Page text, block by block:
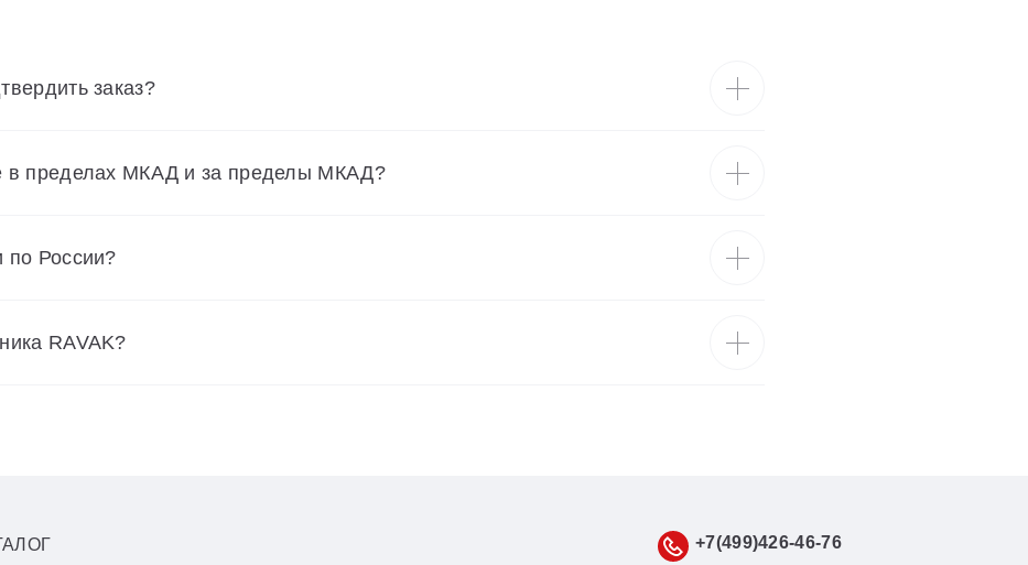
заказ?
в пределах МКАД и за пределы МКАД?
по России?
RAVAK?
+7(499)426-46-76